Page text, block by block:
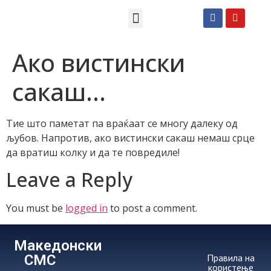
Ако вистински
сакаш…
Тие што паметат па враќаат се многу далеку од
љубов. Напротив, ако вистински сакаш немаш срце
да вратиш колку и да те повредиле!
Leave a Reply
You must be logged in to post a comment.
Македонски
СМС
Правила на
користење